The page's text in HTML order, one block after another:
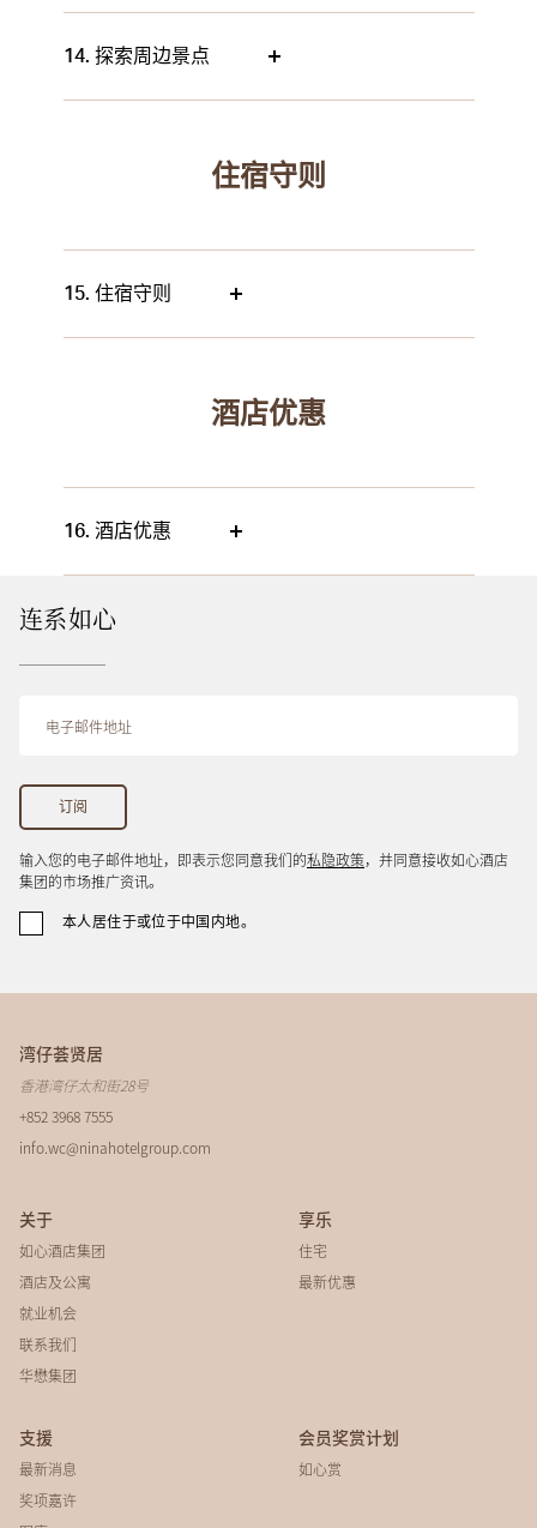
14. 探索周边景点
住宿守则
15. 住宿守则
酒店优惠
16. 酒店优惠
连系如心
输入您的电子邮件地址，即表示您同意我们的私隐政策，并同意接收如心酒店
集团的市场推广资讯。
本人居住于或位于中国内地。
湾仔荟贤居
香港湾仔太和街28号
+852 3968 7555
info.wc@ninahotelgroup.com
关于
如心酒店集团
酒店及公寓
就业机会
联系我们
华懋集团
享乐
住宅
最新优惠
支援
最新消息
奖项嘉许
会员奖赏计划
如心赏